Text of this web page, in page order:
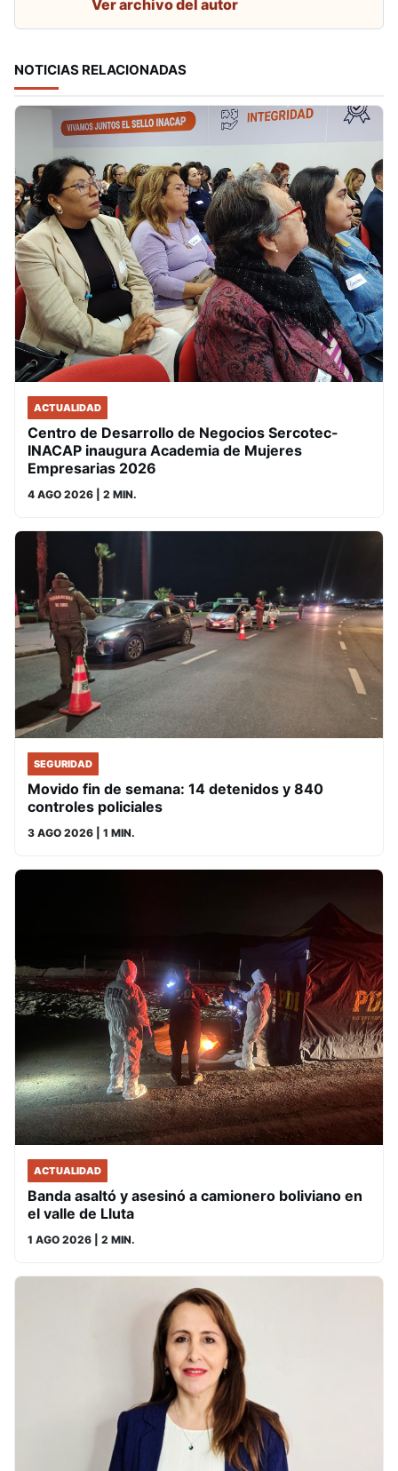
Ver archivo del autor
NOTICIAS RELACIONADAS
ACTUALIDAD
Centro de Desarrollo de Negocios Sercotec-
INACAP inaugura Academia de Mujeres
Empresarias 2026
4 AGO 2026 | 2 MIN.
SEGURIDAD
Movido fin de semana: 14 detenidos y 840
controles policiales
3 AGO 2026 | 1 MIN.
ACTUALIDAD
Banda asaltó y asesinó a camionero boliviano en
el valle de Lluta
1 AGO 2026 | 2 MIN.